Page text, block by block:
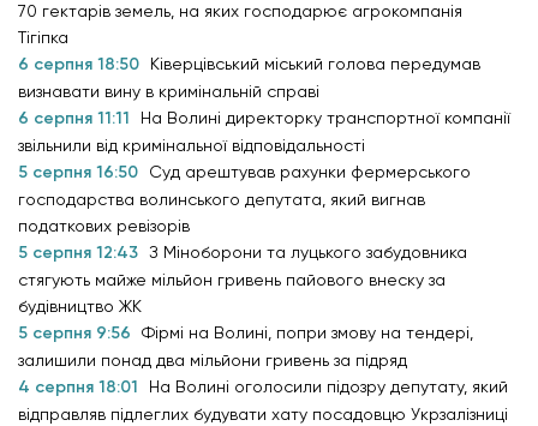
70 гектарів земель, на яких господарює агрокомпанія
Тігіпка
6 серпня 18:50
Ківерцівський міський голова передумав
визнавати вину в кримінальній справі
6 серпня 11:11
На Волині директорку транспортної компанії
звільнили від кримінальної відповідальності
5 серпня 16:50
Суд арештував рахунки фермерського
господарства волинського депутата, який вигнав
податкових ревізорів
5 серпня 12:43 З Міноборони та луцького забудовника
стягують майже мільйон гривень пайового внеску за
будівництво ЖК
5 серпня 9:56
Фірмі на Волині, попри змову на тендері,
залишили понад два мільйони гривень за підряд
4 серпня 18:01
На Волині оголосили підозру депутату, який
відправляв підлеглих будувати хату посадовцю Укрзалізниці